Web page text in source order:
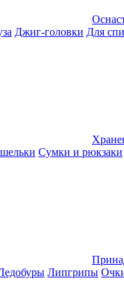
Джиг-головки Для
Сумки и рюкзаки
Липгрипы